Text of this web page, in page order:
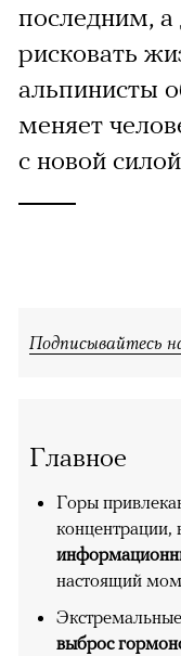
последним, а
рисковать
альпинисты
меняет
с новой силой
Подписывайтесь
Главное
Горы
концентрации,
настоящий
выброс